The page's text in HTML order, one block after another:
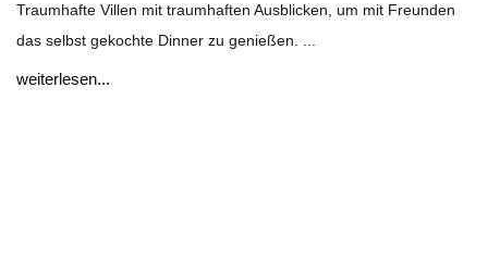
Traumhafte Villen mit traumhaften Ausblicken, um mit Freunden
das selbst gekochte Dinner zu genießen. ...
weiterlesen...